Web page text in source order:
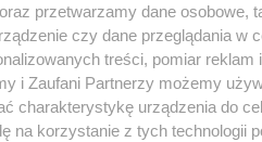
12 miesięcy działań, od marca
wydawane były na sprzęt do
przetwarzamy dane osobowe,
czy dane przeglądania w
treści, pomiar reklam
i Zaufani Partnerzy możemy
charakterystykę urządzenia do
na korzystanie z tych technologii